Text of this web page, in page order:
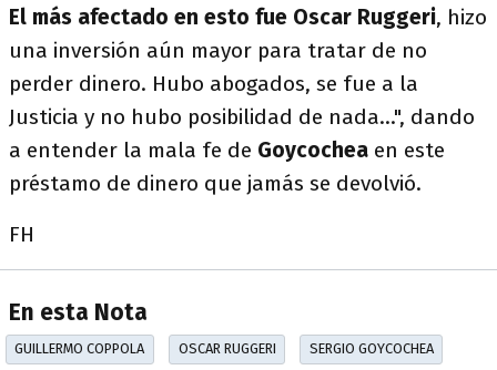
El más afectado en esto fue Oscar Ruggeri, hizo
una inversión aún mayor para tratar de no
perder dinero. Hubo abogados, se fue a la
Justicia y no hubo posibilidad de nada...", dando
a entender la mala fe de Goycochea en este
préstamo de dinero que jamás se devolvió.
FH
En esta Nota
GUILLERMO COPPOLA OSCAR RUGGERI SERGIO GOYCOCHEA